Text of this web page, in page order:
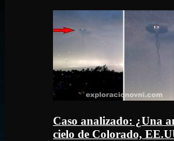
Caso analizado: ¿Una
cielo de Colorado,